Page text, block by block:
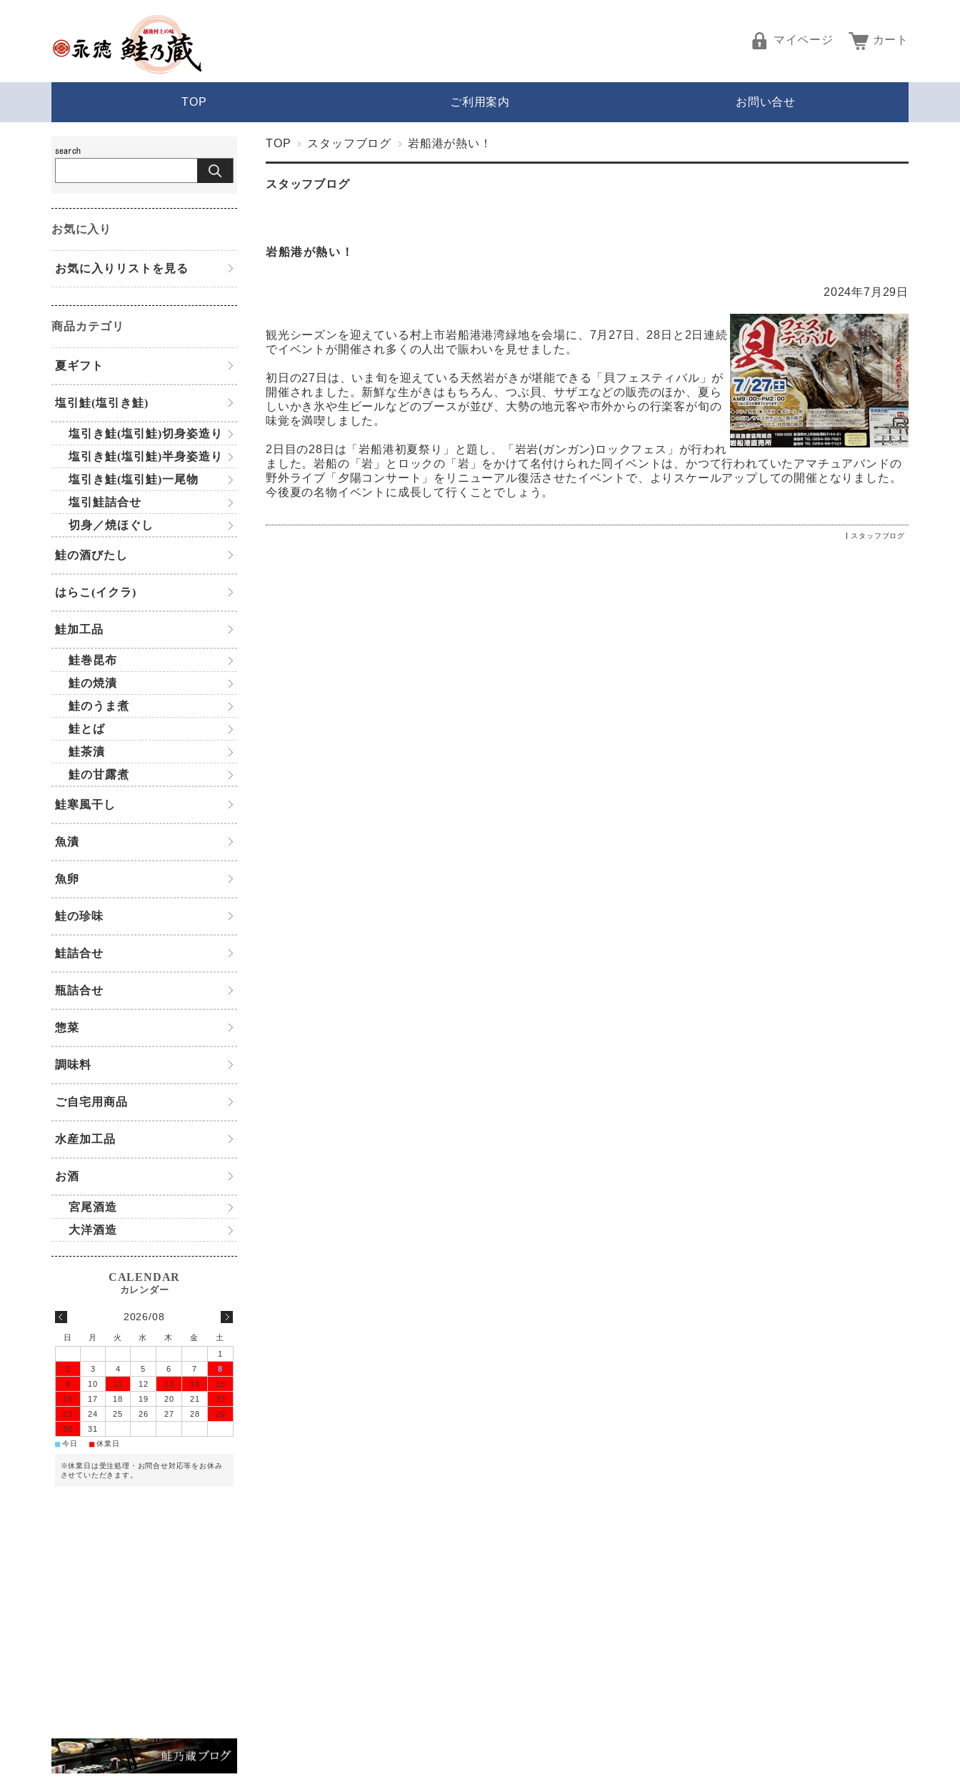
マイページ カート
TOP ご利用案内 お問い合せ
TOP スタッフブログ 岩船港が熱い！
スタッフブログ
岩船港が熱い！
2024年7月29日
観光シーズンを迎えている村上市岩船港港湾緑地を会場に、7月27日、28日と2日連続
でイベントが開催され多くの人出で賑わいを見せました。
初日の27日は、いま旬を迎えている天然岩がきが堪能できる「貝フェスティバル」が
開催されました。新鮮な生がきはもちろん、つぶ貝、サザエなどの販売のほか、夏ら
しいかき氷や生ビールなどのブースが並び、大勢の地元客や市外からの行楽客が旬の
味覚を満喫しました。
2日目の28日は「岩船港初夏祭り」と題し、「岩岩(ガンガン)ロックフェス」が行われ
ました。岩船の「岩」とロックの「岩」をかけて名付けられた同イベントは、かつて行われていたアマチュアバンドの
野外ライブ「夕陽コンサート」をリニューアル復活させたイベントで、よりスケールアップしての開催となりました。
今後夏の名物イベントに成長して行くことでしょう。
スタッフブログ
お気に入り
お気に入りリストを見る
商品カテゴリ
夏ギフト
塩引鮭(塩引き鮭)
塩引き鮭(塩引鮭)切身姿造り
塩引き鮭(塩引鮭)半身姿造り
塩引き鮭(塩引鮭)一尾物
塩引鮭詰合せ
切身／焼ほぐし
鮭の酒びたし
はらこ(イクラ)
鮭加工品
鮭巻昆布
鮭の焼漬
鮭のうま煮
鮭とば
鮭茶漬
鮭の甘露煮
鮭寒風干し
魚漬
魚卵
鮭の珍味
鮭詰合せ
瓶詰合せ
惣菜
調味料
ご自宅用商品
水産加工品
お酒
宮尾酒造
大洋酒造
2026/08
日 月 火 水 木 金
土
1
2
3 4 5 6 7
8
9
10 11 12 13 14
15
16
17 18 19 20 21
22
23
24 25 26 27 28
29
30
31
■今日 ■ 休業日
※休業日は受注処理・お問合せ対応等をお休み
させていただきます。